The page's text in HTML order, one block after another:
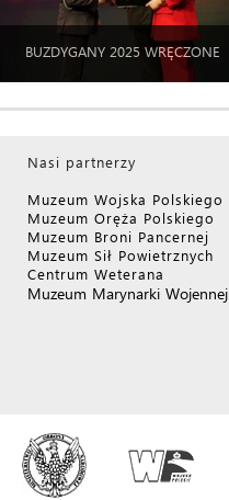
BUZDYGANY 2025 WRĘCZONE
Nasi partnerzy
Muzeum Wojska Polskiego
Muzeum Oręża Polskiego
Muzeum Broni Pancernej
Muzeum Sił Powietrznych
Centrum Weterana
Muzeum Marynarki Wojennej